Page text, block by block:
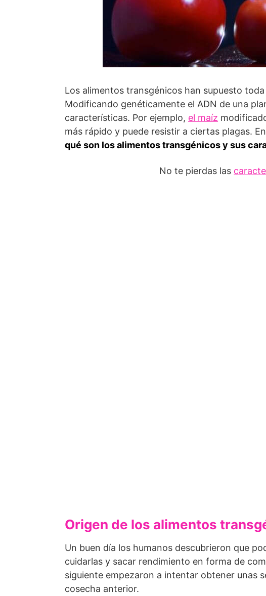
Los alimentos transgénicos han supuesto
Modificando genéticamente el ADN de una
características. Por ejemplo, el maíz
más rápido y puede resistir a ciertas plagas. En
qué son los alimentos transgénicos y sus
No te pierdas las
Origen de los alimentos
Un buen día los humanos descubrieron que
cuidarlas y sacar rendimiento en forma de
siguiente empezaron a intentar obtener unas
cosecha anterior.